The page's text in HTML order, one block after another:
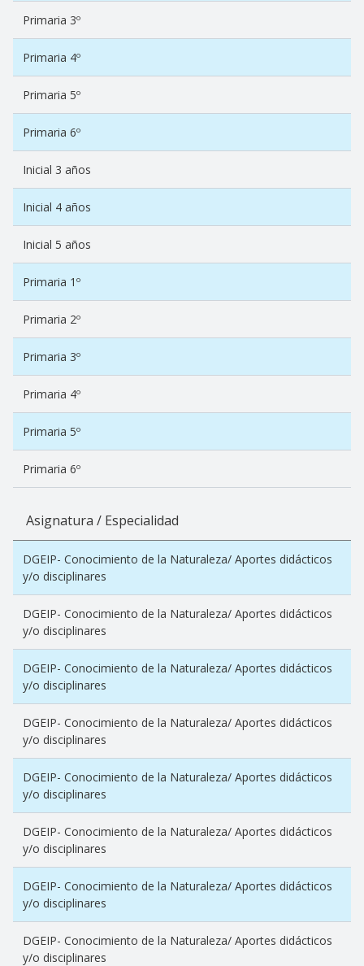
Primaria 3º
Primaria 4º
Primaria 5º
Primaria 6º
Inicial 3 años
Inicial 4 años
Inicial 5 años
Primaria 1º
Primaria 2º
Primaria 3º
Primaria 4º
Primaria 5º
Primaria 6º
Asignatura / Especialidad
DGEIP- Conocimiento de la Naturaleza/ Aportes didácticos
y/o disciplinares
DGEIP- Conocimiento de la Naturaleza/ Aportes didácticos
y/o disciplinares
DGEIP- Conocimiento de la Naturaleza/ Aportes didácticos
y/o disciplinares
DGEIP- Conocimiento de la Naturaleza/ Aportes didácticos
y/o disciplinares
DGEIP- Conocimiento de la Naturaleza/ Aportes didácticos
y/o disciplinares
DGEIP- Conocimiento de la Naturaleza/ Aportes didácticos
y/o disciplinares
DGEIP- Conocimiento de la Naturaleza/ Aportes didácticos
y/o disciplinares
DGEIP- Conocimiento de la Naturaleza/ Aportes didácticos
y/o disciplinares